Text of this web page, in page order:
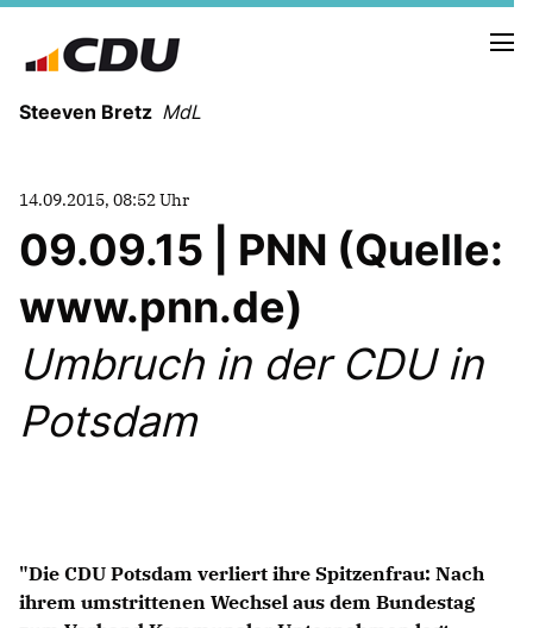
Steeven Bretz MdL
VITA
WAHLKREISBESUCHE
PRESSEFOTOS
MEIN BÜRGERBÜRO
Kleine Anfragen
14.09.2015, 08:52 Uhr
09.09.15 | PNN (Quelle:
www.pnn.de)
Umbruch in der CDU in
Potsdam
"Die CDU Potsdam verliert ihre Spitzenfrau: Nach
ihrem umstrittenen Wechsel aus dem Bundestag